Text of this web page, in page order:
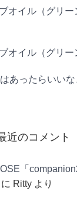
オイル（グリー
オイル（グリー
あったらいい
近のコメント
「
に Ritty より